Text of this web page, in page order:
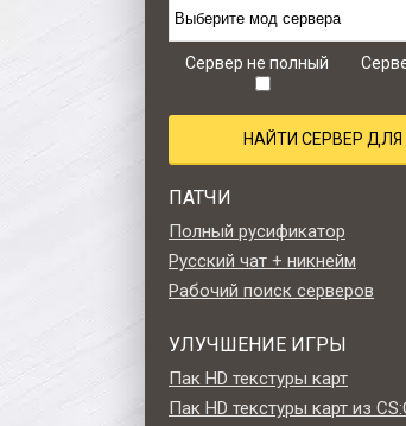
CS 1.6 Retro edition
Сервер не полный
НАЙТИ СЕРВЕР ДЛЯ
ПАТЧИ
Полный русификатор
Русский чат + никнейм
Рабочий поиск серверов
УЛУЧШЕНИЕ ИГРЫ
Пак HD текстуры карт
Пак HD текстуры карт из